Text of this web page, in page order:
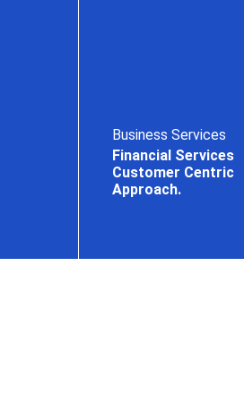
Business Services
Financial Services
Customer Centric
Approach.